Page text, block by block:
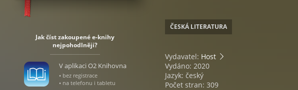
Jak číst zakoupené e-knihy
nejpohodlněji?
V aplikaci O2 Knihovna
• bez registrace
• na telefonu i tabletu
ČESKÁ LITERATURA
Vydavatel: Host
Vydáno: 2020
Jazyk: český
Počet stran: 309